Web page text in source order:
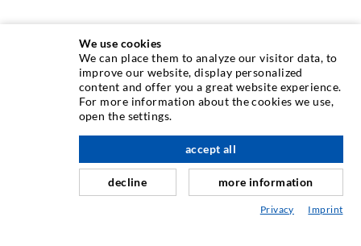
TECHNIQUE D'INJECTION
Injection de fissures
Etanchéification horizontale
Injection de voile/maçonnerie
Assainissement de joint
à l'étage
We use cookies
We can place them to analyze our visitor data, to
improve our website, display personalized
content and offer you a great website experience.
For more information about the cookies we use,
open the settings.
decline
accept all
more information
Privacy Imprint